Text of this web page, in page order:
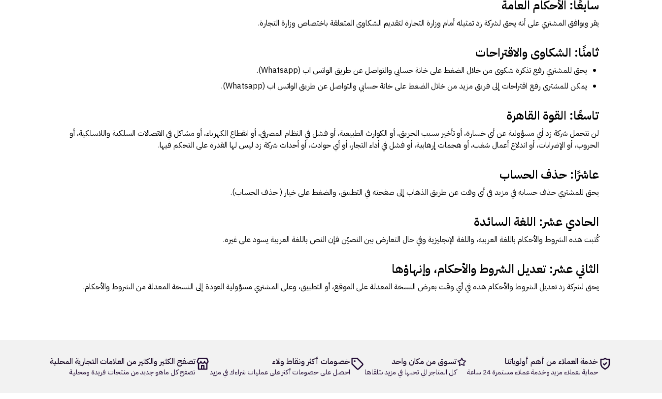
سابعًا: الأحكام العامة
يقر ويوافق المشتري على أنه يحق لشركة زد تمثيله أمام وزارة التجارة لتقديم الشكاوى المتعلقة باختصاص وزارة التجارة.
ثامنًا: الشكاوى والاقتراحات
يحق للمشتري رفع تذكرة شكوى من خلال الضغط على خانة حسابي والتواصل عن طريق الواتس اب (Whatsapp).
يمكن للمشتري رفع اقتراحات إلى فريق مزيد من خلال الضغط على خانة حسابي والتواصل عن طريق الواتس اب (Whatsapp).
تاسعًا: القوة القاهرة
لن تتحمل شركة زد أي مسؤولية عن أي خسارة، أو تأخير بسبب الحريق، أو الكوارث الطبيعية، أو فشل في النظام المصرفي، أو انقطاع الكهرباء، أو مشاكل في الاتصالات السلكية واللاسلكية، أو
الحروب، أو الإضرابات، أو اندلاع أعمال شغب، أو هجمات إرهابية، أو فشل في أداء التجار، أو أي حوادث، أو أحداث شركة زد ليس لها القدرة على التحكم فيها.
عاشرًا: حذف الحساب
يحق للمشتري حذف حسابه في مزيد في أي وقت عن طريق الذهاب إلى صفحته في التطبيق، والضغط على خيار ( حذف الحساب).
الحادي عشر: اللغة السائدة
كُتبت هذه الشروط والأحكام باللغة العربية، واللغة الإنجليزية وفي حال التعارض بين النصيّن فإن النص باللغة العربية يسود على غيره.
الثاني عشر: تعديل الشروط والأحكام، وإنهاؤها
يحق لشركة زد تعديل الشروط والأحكام هذه في أي وقت بعرض النسخة المعدلة على الموقع، أو التطبيق، وعلى المشتري مسؤولية العودة إلى النسخة المعدلة من الشروط والأحكام.
خدمة العملاء من أهم أولوياتنا
حماية لعملاء مزيد وخدمة عملاء مستمرة 24 ساعة
تسوق من مكان واحد
كل المتاجر الي تحبها في مزيد بتلقاها
خصومات أكثر ونقاط ولاء
احصل على خصومات أكثر على عمليات شراءك في مزيد
تصفح الكثير والكثير من العلامات التجارية المحلية
تصفح كل ماهو جديد من منتجات فريدة ومحلية